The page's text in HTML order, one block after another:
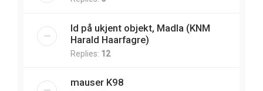
Id på ukjent objekt, Madla (KNM
Harald Haarfagre)
Replies: 12
mauser K98